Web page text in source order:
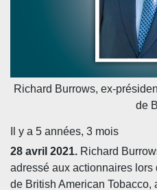
Richard Burrows, ex-
de
Il y a 5 années, 3 mois
28 avril 2021. Richard
adressé aux actionnaires lors
de British American Tobacco,